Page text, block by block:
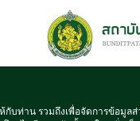
กับท่าน รวมถึงเพื่อจัดการข้อมู